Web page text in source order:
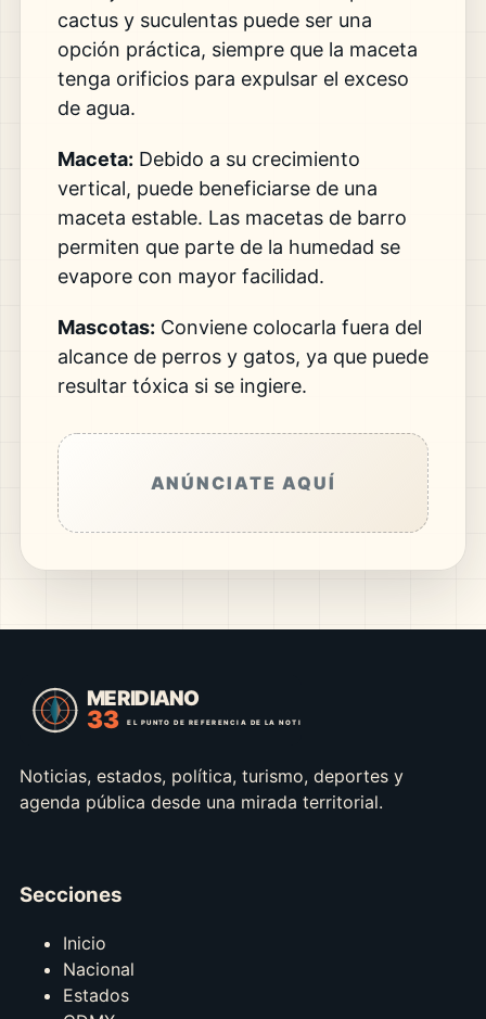
cactus y suculentas puede ser una
opción práctica, siempre que la maceta
tenga orificios para expulsar el exceso
de agua.
Maceta: Debido a su crecimiento
vertical, puede beneficiarse de una
maceta estable. Las macetas de barro
permiten que parte de la humedad se
evapore con mayor facilidad.
Mascotas: Conviene colocarla fuera del
alcance de perros y gatos, ya que puede
resultar tóxica si se ingiere.
ANÚNCIATE AQUÍ
Noticias, estados, política, turismo, deportes y
agenda pública desde una mirada territorial.
Secciones
Inicio
Nacional
Estados